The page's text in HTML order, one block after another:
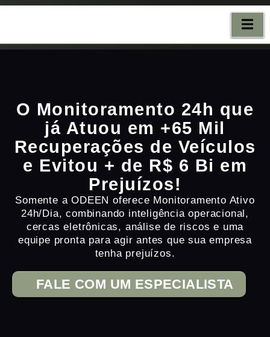
O Monitoramento 24h que
já Atuou em +65 Mil
Recuperações de Veículos
e Evitou + de R$ 6 Bi em
Prejuízos!
Somente a ODEEN oferece Monitoramento Ativo
24h/Dia, combinando inteligência operacional,
cercas eletrônicas, análise de riscos e uma
equipe pronta para agir antes que sua empresa
tenha prejuízos.
FALE COM UM ESPECIALISTA